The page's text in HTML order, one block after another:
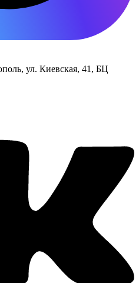
ул. Киевская, 41, БЦ